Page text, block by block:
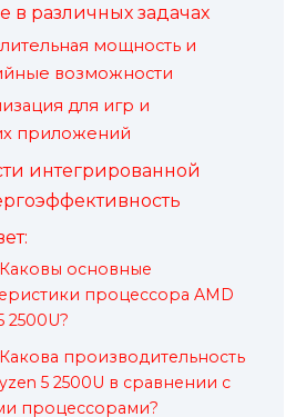
в различных задачах
мощность и
возможности
для игр и
приложений
интегрированной
Каковы основные
процессора AMD
2500U?
Какова производительность
5 2500U в сравнении с
процессорами?